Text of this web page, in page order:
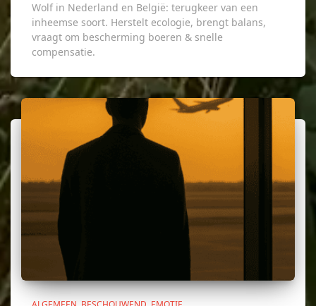
Wolf in Nederland en België: terugkeer van een
inheemse soort. Herstelt ecologie, brengt balans,
vraagt om bescherming boeren & snelle
compensatie.